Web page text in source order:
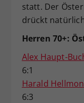
statt. Der
drückt
Herren 70+:
Alex Haupt-
6:1
Harald
6:3